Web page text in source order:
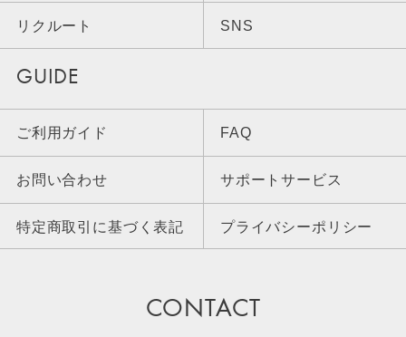
リクルート SNS
GUIDE
ご利用ガイド FAQ
お問い合わせ サポートサービス
特定商取引に基づく表記 プライバシーポリシー
CONTACT